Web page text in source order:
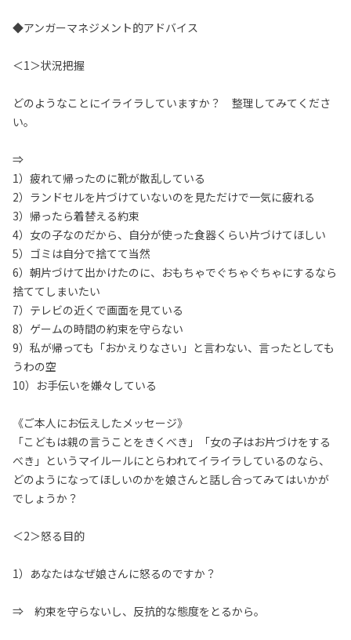
◆アンガーマネジメント的アドバイス
＜1＞状況把握
どのようなことにイライラしていますか？ 整理してみてくださ
い。
⇒
1）疲れて帰ったのに靴が散乱している
2）ランドセルを片づけていないのを見ただけで一気に疲れる
3）帰ったら着替える約束
4）女の子なのだから、自分が使った食器くらい片づけてほしい
5）ゴミは自分で捨てて当然
6）朝片づけて出かけたのに、おもちゃでぐちゃぐちゃにするなら
捨ててしまいたい
7）テレビの近くで画面を見ている
8）ゲームの時間の約束を守らない
9）私が帰っても「おかえりなさい」と言わない、言ったとしても
うわの空
10）お手伝いを嫌々している
《ご本人にお伝えしたメッセージ》
「こどもは親の言うことをきくべき」「女の子はお片づけをする
べき」というマイルールにとらわれてイライラしているのなら、
どのようになってほしいのかを娘さんと話し合ってみてはいかが
でしょうか？
＜2＞怒る目的
1）あなたはなぜ娘さんに怒るのですか？
⇒ 約束を守らないし、反抗的な態度をとるから。